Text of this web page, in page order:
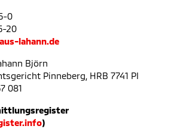
0
20
lahann.de
Björn
Pinneberg, HRB 7741 PI
081
)